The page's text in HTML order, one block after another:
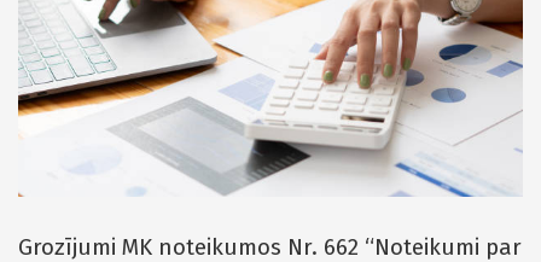
Grozījumi MK noteikumos Nr. 662 “Noteikumi par